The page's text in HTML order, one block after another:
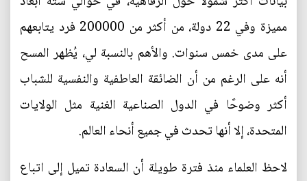
مميزة وفي 22 دولة، من أكثر من 200000 فرد يتابعهم
على مدى خمس سنوات. والأهم بالنسبة لي، يُظهر المسح
أنه على الرغم من أن الضائقة العاطفية والنفسية للشباب
أكثر وضوحًا في الدول الصناعية الغنية مثل الولايات
المتحدة، إلا أنها تحدث في جميع أنحاء العالم.
لاحظ العلماء منذ فترة طويلة أن السعادة تميل إلى اتباع